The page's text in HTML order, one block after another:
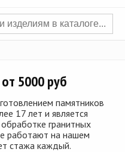
5000 руб
памятников
17 лет и является
гранитных
работают на нашем
стажа каждый.